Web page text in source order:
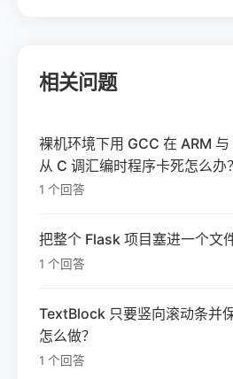
相关问题
裸机环境下用 GCC 在 ARM 与
从 C 调汇编时程序卡死怎么办？
1 个回答
把整个 Flask 项目塞进一个文
1 个回答
TextBlock 只要竖向滚动条并
怎么做？
1 个回答